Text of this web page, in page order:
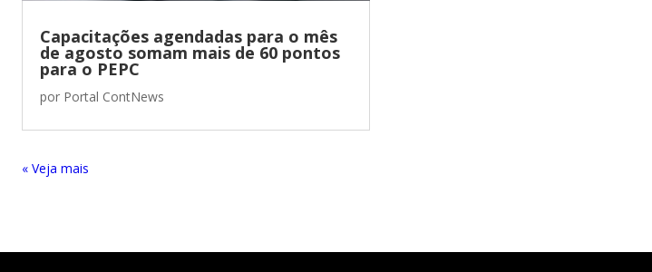
Capacitações agendadas para o mês
de agosto somam mais de 60 pontos
para o PEPC
por Portal ContNews
« Entradas Antigas